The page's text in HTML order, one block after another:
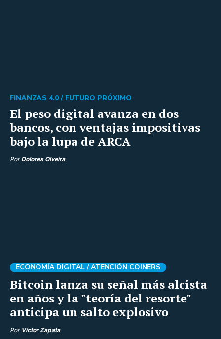
El peso digital avanza en dos
bancos, con ventajas impositivas
bajo la lupa de ARCA
FINANZAS 4.0 / FUTURO PRÓXIMO
Por Dolores Olveira
Bitcoin lanza su señal más alcista
en años y la "teoría del resorte"
anticipa un salto explosivo
ECONOMÍA DIGITAL /ATENCIÓN COINERS
Por Víctor Zapata